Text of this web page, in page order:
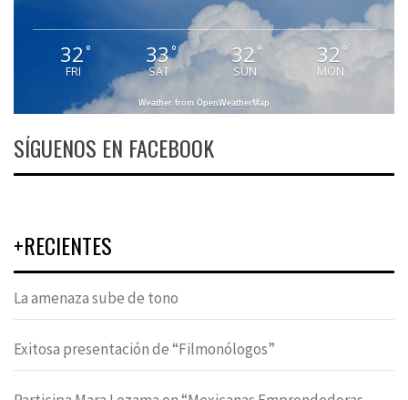
32°
FRI
33°
SAT
32 °
SUN
32 °
MON
Weather from OpenWeatherMap
SÍGUENOS EN FACEBOOK
+RECIENTES
La amenaza sube de tono
Exitosa presentación de “Filmonólogos”